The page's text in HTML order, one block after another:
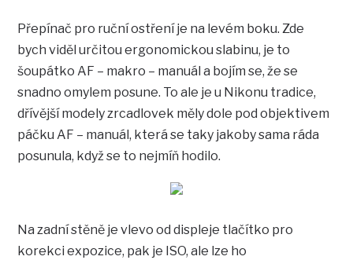
Přepínač pro ruční ostření je na levém boku. Zde
bych viděl určitou ergonomickou slabinu, je to
šoupátko AF – makro – manuál a bojím se, že se
snadno omylem posune. To ale je u Nikonu tradice,
dřívější modely zrcadlovek měly dole pod objektivem
páčku AF – manuál, která se taky jakoby sama ráda
posunula, když se to nejmíň hodilo.
Na zadní stěně je vlevo od displeje tlačítko pro
korekci expozice, pak je ISO, ale lze ho